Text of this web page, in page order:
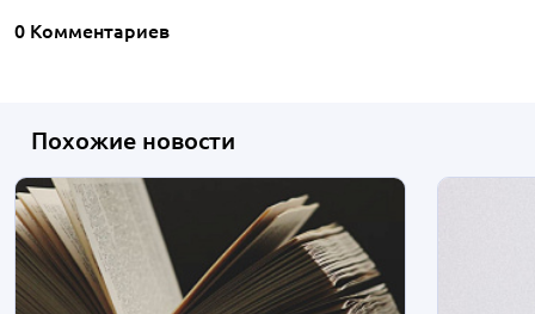
0 Комментариев
Похожие новости